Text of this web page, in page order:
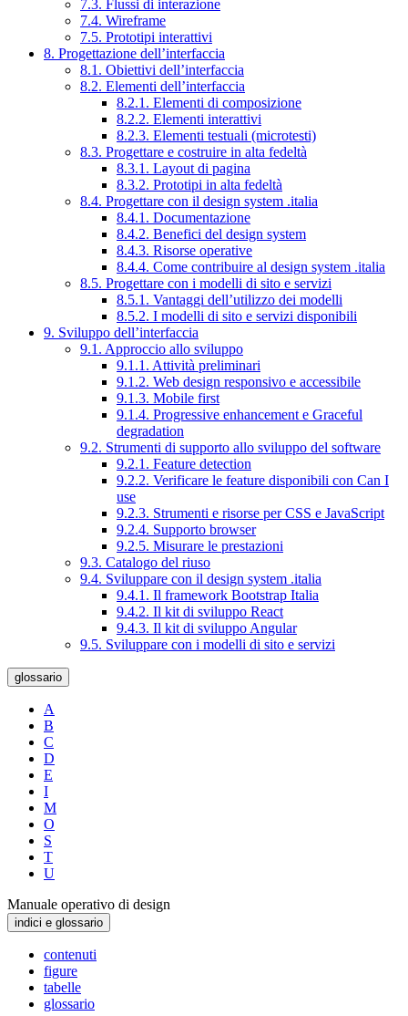
7.3. Flussi di interazione
7.4. Wireframe
7.5. Prototipi interattivi
8. Progettazione dell’interfaccia
8.1. Obiettivi dell’interfaccia
8.2. Elementi dell’interfaccia
8.2.1. Elementi di composizione
8.2.2. Elementi interattivi
8.2.3. Elementi testuali (microtesti)
8.3. Progettare e costruire in alta fedeltà
8.3.1. Layout di pagina
8.3.2. Prototipi in alta fedeltà
8.4. Progettare con il design system .italia
8.4.1. Documentazione
8.4.2. Benefici del design system
8.4.3. Risorse operative
8.4.4. Come contribuire al design system .italia
8.5. Progettare con i modelli di sito e servizi
8.5.1. Vantaggi dell’utilizzo dei modelli
8.5.2. I modelli di sito e servizi disponibili
9. Sviluppo dell’interfaccia
9.1. Approccio allo sviluppo
9.1.1. Attività preliminari
9.1.2. Web design responsivo e accessibile
9.1.3. Mobile first
9.1.4. Progressive enhancement e Graceful
degradation
9.2. Strumenti di supporto allo sviluppo del software
9.2.1. Feature detection
9.2.2. Verificare le feature disponibili con Can I
use
9.2.3. Strumenti e risorse per CSS e JavaScript
9.2.4. Supporto browser
9.2.5. Misurare le prestazioni
9.3. Catalogo del riuso
9.4. Sviluppare con il design system .italia
9.4.1. Il framework Bootstrap Italia
9.4.2. Il kit di sviluppo React
9.4.3. Il kit di sviluppo Angular
9.5. Sviluppare con i modelli di sito e servizi
glossario
A
B
C
D
E
I
M
O
S
T
U
Manuale operativo di design
indici e glossario
contenuti
figure
tabelle
glossario